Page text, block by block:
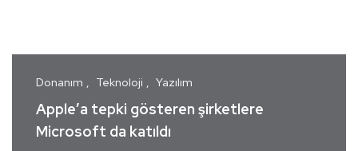
Donanım Teknoloji Yazılım
Apple’a tepki gösteren şirketlere
Microsoft da katıldı